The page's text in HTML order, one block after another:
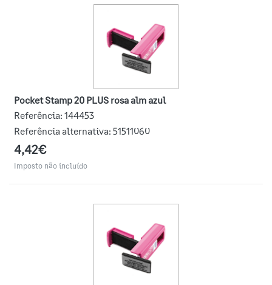
Pocket Stamp 20 PLUS rosa alm azul
Referência: 144453
Referência alternativa: 51511060
4,42€
Imposto não incluído